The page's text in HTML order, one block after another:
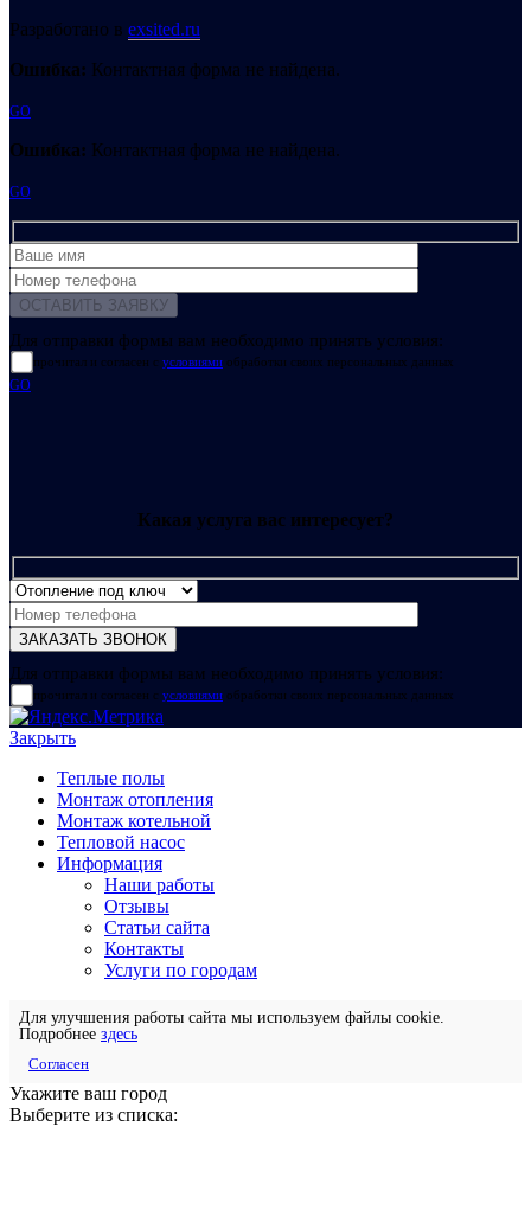
Разработано в exsited.ru
Ошибка: Контактная форма не найдена.
GO
Ошибка: Контактная форма не найдена.
GO
Для отправки формы вам необходимо принять условия:
прочитал и согласен с условиями обработки своих персональных данных
GO
Какая услуга вас интересует?
Для отправки формы вам необходимо принять условия:
прочитал и согласен с условиями обработки своих персональных данных
Закрыть
Теплые полы
Монтаж отопления
Монтаж котельной
Тепловой насос
Информация
Наши работы
Отзывы
Статьи сайта
Контакты
Услуги по городам
Для улучшения работы сайта мы используем файлы cookie.
Подробнее здесь
Согласен
Укажите ваш город
Выберите из списка: